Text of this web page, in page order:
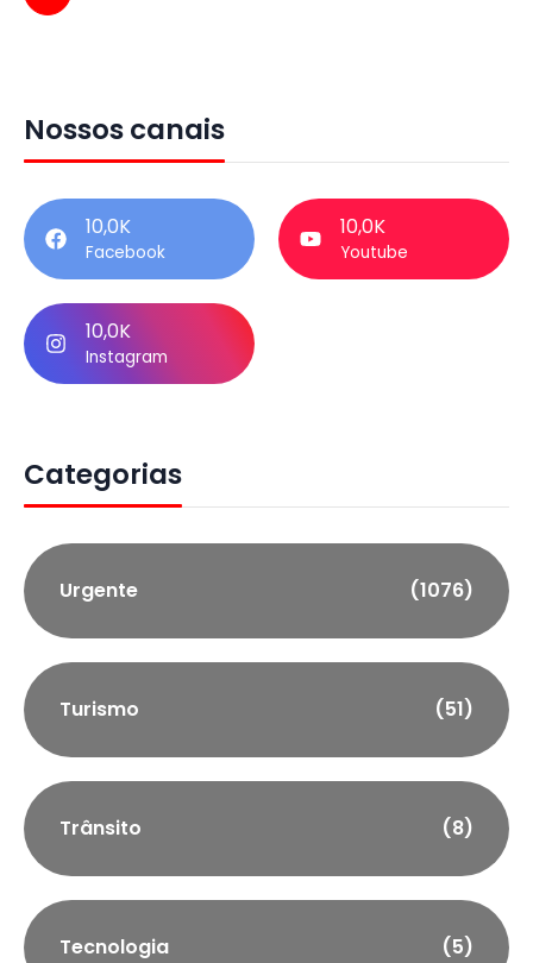
Nossos canais
10,0K
Facebook
10,0K
Youtube
10,0K
Instagram
Categorias
Urgente (1076)
Turismo (51)
Trânsito (8)
Tecnologia (5)